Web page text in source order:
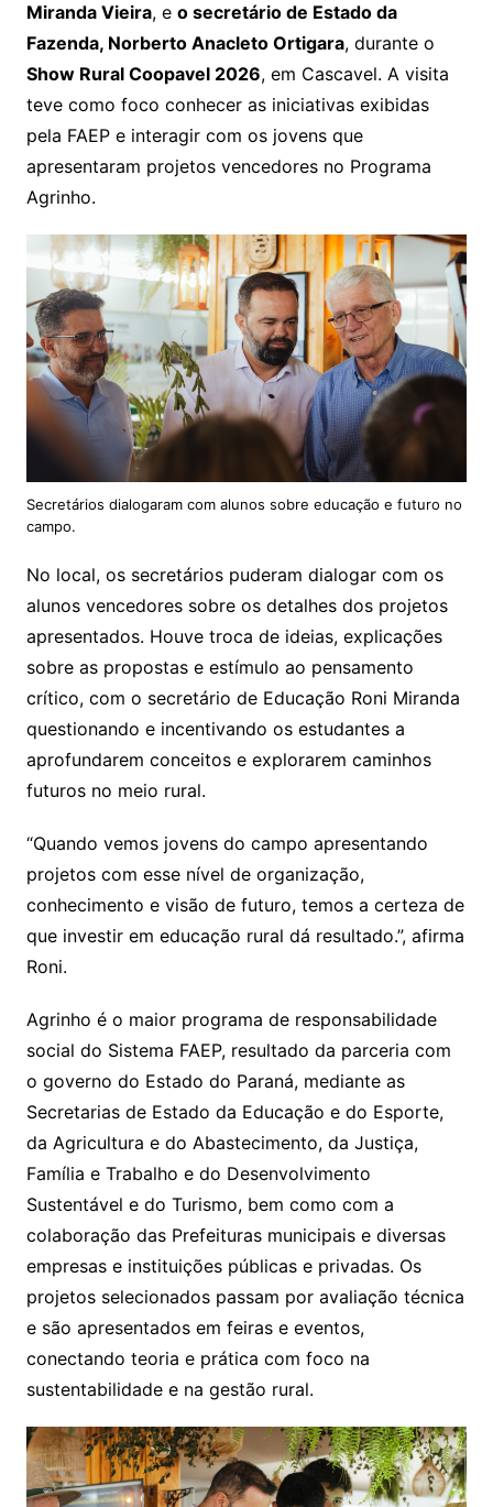
Miranda Vieira, e o secretário de Estado da
Fazenda, Norberto Anacleto Ortigara, durante o
Show Rural Coopavel 2026, em Cascavel. A visita
teve como foco conhecer as iniciativas exibidas
pela FAEP e interagir com os jovens que
apresentaram projetos vencedores no Programa
Agrinho.
Secretários dialogaram com alunos sobre educação e futuro no
campo.
No local, os secretários puderam dialogar com os
alunos vencedores sobre os detalhes dos projetos
apresentados. Houve troca de ideias, explicações
sobre as propostas e estímulo ao pensamento
crítico, com o secretário de Educação Roni Miranda
questionando e incentivando os estudantes a
aprofundarem conceitos e explorarem caminhos
futuros no meio rural.
“Quando vemos jovens do campo apresentando
projetos com esse nível de organização,
conhecimento e visão de futuro, temos a certeza de
que investir em educação rural dá resultado.”, afirma
Roni.
Agrinho é o maior programa de responsabilidade
social do Sistema FAEP, resultado da parceria com
o governo do Estado do Paraná, mediante as
Secretarias de Estado da Educação e do Esporte,
da Agricultura e do Abastecimento, da Justiça,
Família e Trabalho e do Desenvolvimento
Sustentável e do Turismo, bem como com a
colaboração das Prefeituras municipais e diversas
empresas e instituições públicas e privadas. Os
projetos selecionados passam por avaliação técnica
e são apresentados em feiras e eventos,
conectando teoria e prática com foco na
sustentabilidade e na gestão rural.